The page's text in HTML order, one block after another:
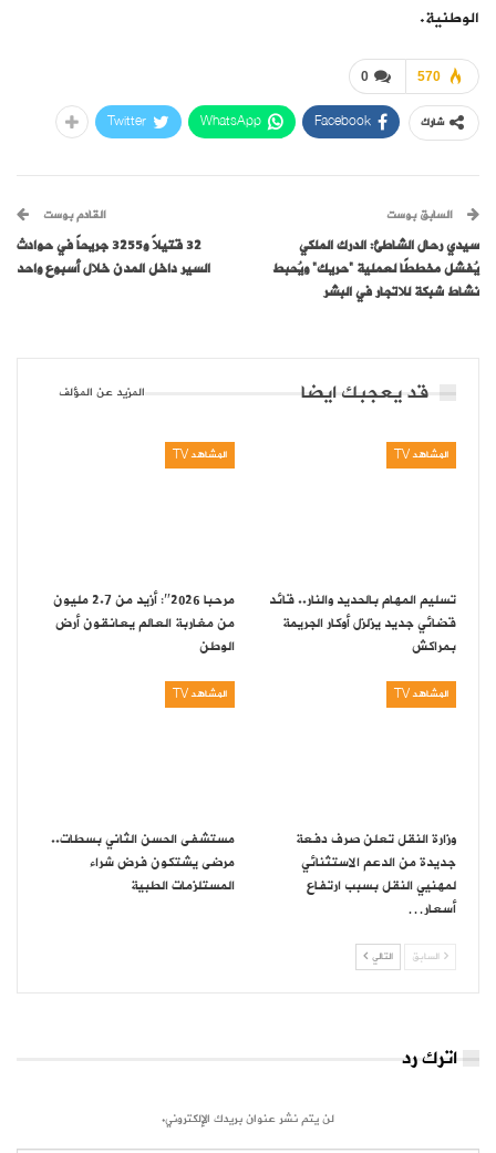
الوطنية.
0 570
شارك Facebook
WhatsApp
Twitter
السابق بوست
سيدي رحال الشاطئ: الدرك الملكي
يُفشل مخططًا لعملية “حريك” ويُحبط
نشاط شبكة للاتجار في البشر
القادم بوست
32 قتيلاً و3255 جريحاً في حوادث
السير داخل المدن خلال أسبوع واحد
قد يعجبك ايضا المزيد عن المؤلف
المشاهد TV
تسليم المهام بالحديد والنار.. قائد
قضائي جديد يزلزل أوكار الجريمة
بمراكش
المشاهد TV
مرحبا 2026″: أزيد من 2.7 مليون
من مغاربة العالم يعانقون أرض
الوطن
المشاهد TV
وزارة النقل تعلن صرف دفعة
جديدة من الدعم الاستثنائي
لمهنيي النقل بسبب ارتفاع
أسعار…
المشاهد TV
مستشفى الحسن الثاني بسطات..
مرضى يشتكون فرض شراء
المستلزمات الطبية
السابق التالي
اترك رد
لن يتم نشر عنوان بريدك الإلكتروني.